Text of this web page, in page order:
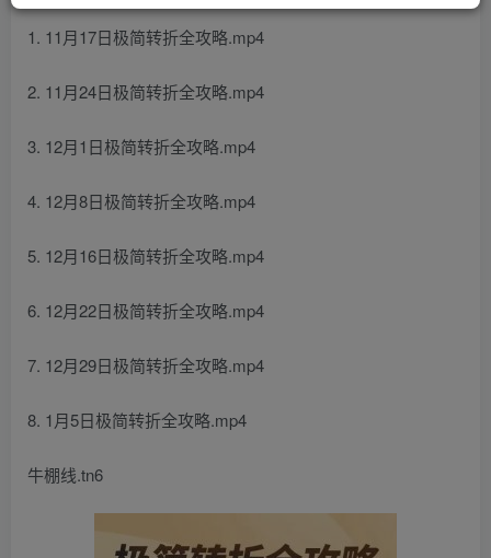
1. 11月17日极简转折全攻略.mp4
2. 11月24日极简转折全攻略.mp4
3. 12月1日极简转折全攻略.mp4
4. 12月8日极简转折全攻略.mp4
5. 12月16日极简转折全攻略.mp4
6. 12月22日极简转折全攻略.mp4
7. 12月29日极简转折全攻略.mp4
8. 1月5日极简转折全攻略.mp4
牛棚线.tn6